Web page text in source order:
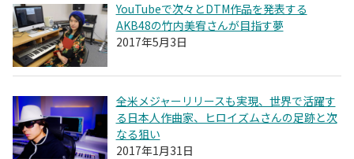
YouTubeで次々とDTM作品を発表する
AKB48の竹内美宥さんが目指す夢
2017年5月3日
全米メジャーリリースも実現、世界で活躍す
る日本人作曲家、ヒロイズムさんの足跡と次
なる狙い
2017年1月31日